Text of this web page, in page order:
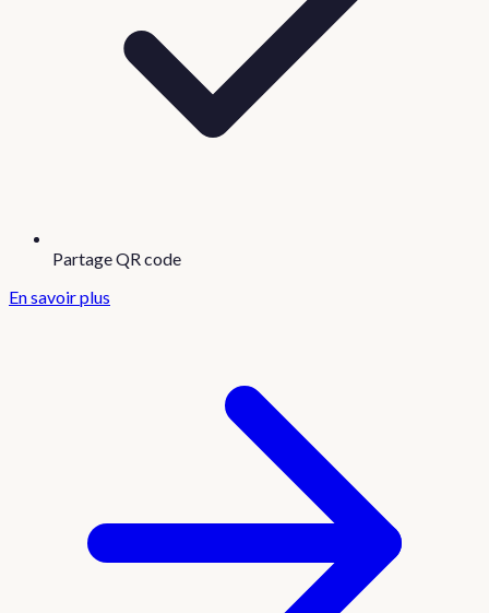
Partage QR code
En savoir plus